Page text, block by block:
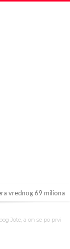
vrednog 69 miliona
klubu
nije se hteo
Jote, a on se po prvi